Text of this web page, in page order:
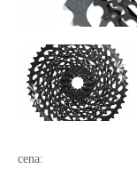
cena: